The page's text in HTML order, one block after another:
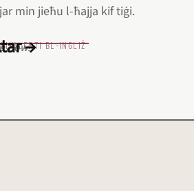
min jieħu l‑ħajja kif tiġi.
BL‑INGLIŻ
flow.→